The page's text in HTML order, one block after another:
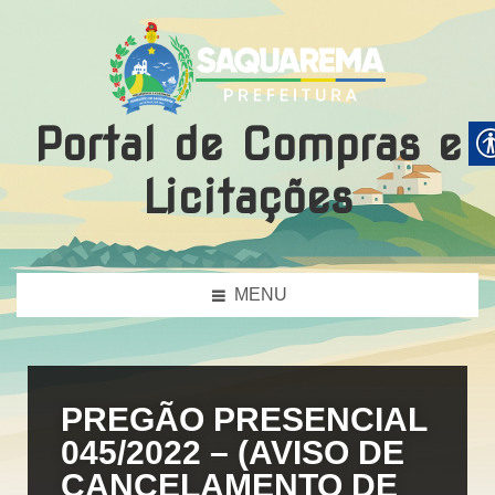
Portal de Compras e
Licitações
MENU
PREGÃO PRESENCIAL
045/2022 – (AVISO DE
CANCELAMENTO DE